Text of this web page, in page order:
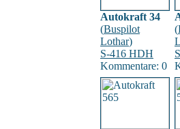
Autokraft 34
(Buspilot
Lothar)
S-416 HDH
Kommentare: 0
(